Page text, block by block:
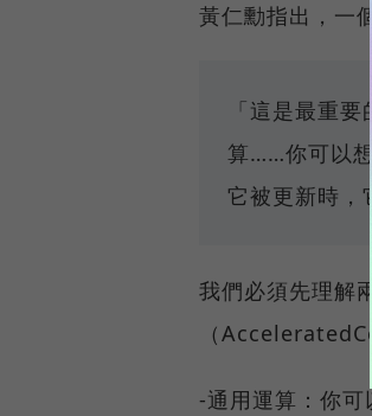
黃仁勳指出，一
「這是最重
算……你可以
它被更新時，
我們必須先理解
（
-通用運算：你可